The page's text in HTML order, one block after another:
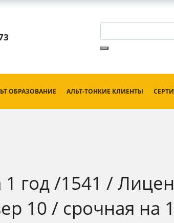
ОБРАЗОВАНИЕ АЛЬТ-ТОНКИЕ КЛИЕНТЫ
год /1541 /
10 / срочная на